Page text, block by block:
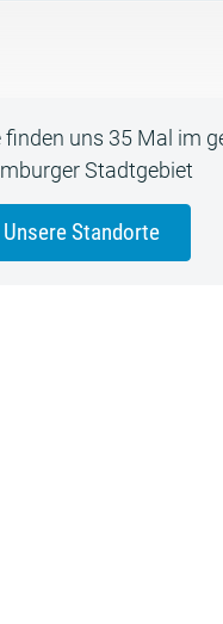
finden uns 35 Mal im
Stadtgebiet
Unsere Standorte